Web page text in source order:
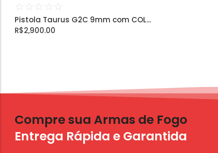
☆ ☆ ☆ ☆ ☆
Pistola Taurus G2C 9mm com COL...
R$2,900.00
Compre sua Armas de Fogo
Entrega Rápida e Garantida